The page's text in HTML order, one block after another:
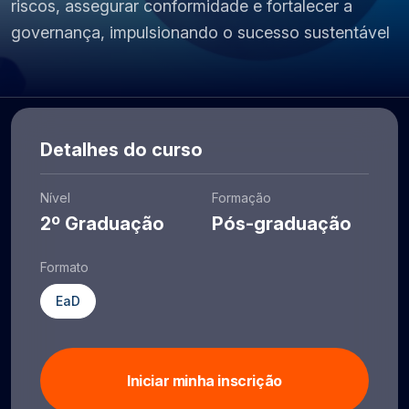
riscos, assegurar conformidade e fortalecer a
governança, impulsionando o sucesso sustentável
Detalhes do curso
Nível
2º Graduação
Formação
Pós-graduação
Formato
EaD
Iniciar minha inscrição